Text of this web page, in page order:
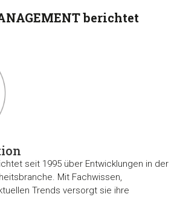
berichtet
seit 1995 über Entwicklungen in der
Mit Fachwissen,
Trends versorgt sie ihre